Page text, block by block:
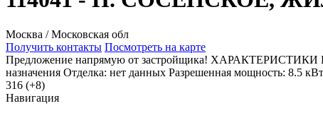
Москва / Московская обл
Получить контакты Посмотреть на карте
Предложение напрямую от застройщика! ХАРАКТЕРИСТИКИ
назначения Отделка: нет данных Разрешенная мощность: 8.5
316 (+8)
Навигация